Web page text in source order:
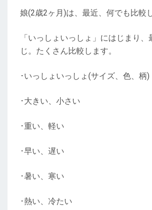
娘(2歳2ヶ月)は、最近、何でも比較
「いっしょいっしょ」にはじまり
じ。たくさん比較します。
･いっしょいっしょ(サイズ、色、柄)
･大きい、小さい
･重い、軽い
･早い、遅い
･暑い、寒い
･熱い、冷たい